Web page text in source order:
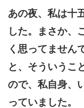
あの夜、私は十
した。まさか、
く思ってません
と、そういうこ
ので、私自身、
っていました。